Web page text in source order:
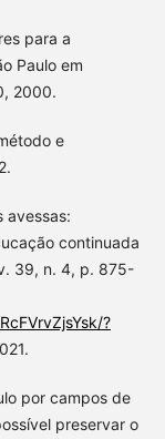
para a
Paulo em
2000.
e
avessas:
continuada
39, n. 4, p. 875-
?
por campos de
preservar o